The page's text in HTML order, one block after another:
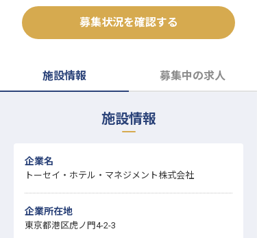
募集状況を確認する
施設情報 募集中の求人
施設情報
企業名
トーセイ・ホテル・マネジメント株式会社
企業所在地
東京都港区虎ノ門4-2-3